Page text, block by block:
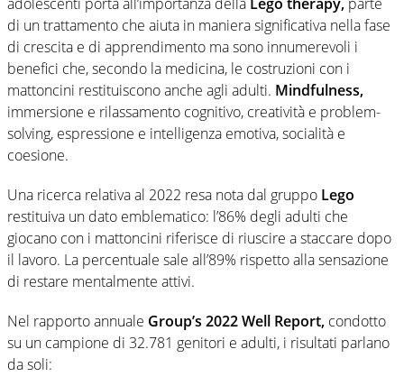
di un trattamento che aiuta in maniera significativa nella fase
di crescita e di apprendimento ma sono innumerevoli i
benefici che, secondo la medicina, le costruzioni con i
mattoncini restituiscono anche agli adulti. Mindfulness,
immersione e rilassamento cognitivo, creatività e problem-
solving, espressione e intelligenza emotiva, socialità e
coesione.
Una ricerca relativa al 2022 resa nota dal gruppo Lego
restituiva un dato emblematico: l’86% degli adulti che
giocano con i mattoncini riferisce di riuscire a staccare dopo
il lavoro. La percentuale sale all’89% rispetto alla sensazione
di restare mentalmente attivi.
Nel rapporto annuale Group’s 2022 Well Report, condotto
su un campione di 32.781 genitori e adulti, i risultati parlano
da soli: